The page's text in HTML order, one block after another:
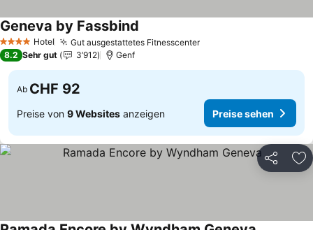
4 Sterne Hotel Gut ausgestattetes FitnesscenterPreise sehen
Geneva by Fassbind
8.2 Sehr gut 3’912 Genf
Ab CHF 92
Preise von 9 Websites anzeigen Preise sehen
Teilen